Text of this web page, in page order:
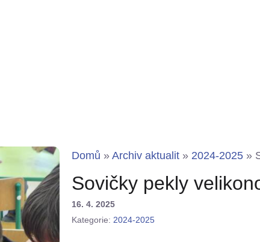
Domů » Archiv aktualit » 2024-2025 »
Sovičky pekly
16. 4. 2025
Kategorie: 2024-2025